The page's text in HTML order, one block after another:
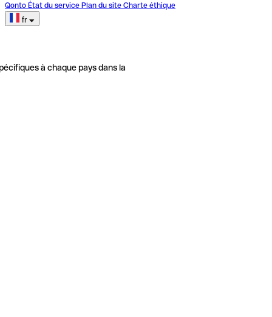
Qonto État du service Plan du site Charte éthique
fr
à chaque pays dans la